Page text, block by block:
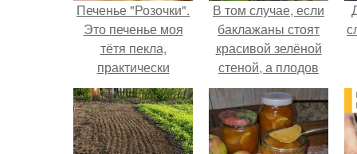
Печенье "Розочки".
Это печенье моя
тётя пекла,
практически
еженедельно.
В том случае, если
баклажаны стоят
красивой зелёной
стеной, а плодов
почти не видно -
радоваться тут
нечему.